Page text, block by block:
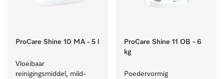
ProCare Shine 10 MA - 5 l
Vloeibaar
reinigingsmiddel, mild-
ProCare Shine 11 OB - 6
kg
Poedervormig